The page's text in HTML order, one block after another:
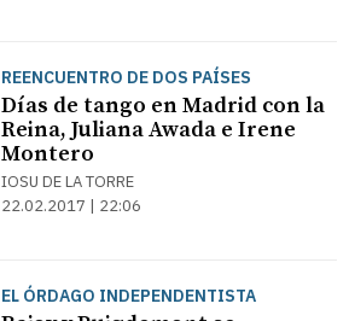
REENCUENTRO DE DOS PAÍSES
Días de tango en Madrid con la
Reina, Juliana Awada e Irene
Montero
IOSU DE LA TORRE
22.02.2017 | 22:06
EL ÓRDAGO INDEPENDENTISTA